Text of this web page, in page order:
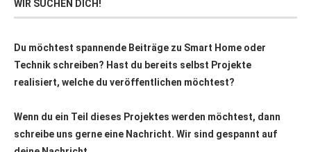
WIR SUCHEN DICH!
Du möchtest spannende Beiträge zu Smart Home oder
Technik schreiben? Hast du bereits selbst Projekte
realisiert, welche du veröffentlichen möchtest?
Wenn du ein Teil dieses Projektes werden möchtest, dann
schreibe uns gerne eine Nachricht. Wir sind gespannt auf